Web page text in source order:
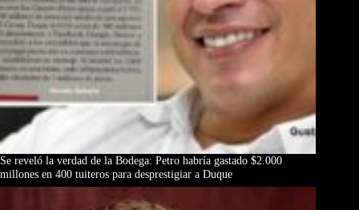
Se reveló la verdad de la Bodega: Petro habría gastado $2.000
millones en 400 tuiteros para desprestigiar a Duque